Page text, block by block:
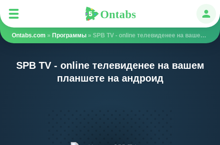
Ontabs
Ontabs.com » Программы » SPB TV - online телевиденее на вашем планшете
SPB TV - online телевиденее на вашем
планшете на андроид